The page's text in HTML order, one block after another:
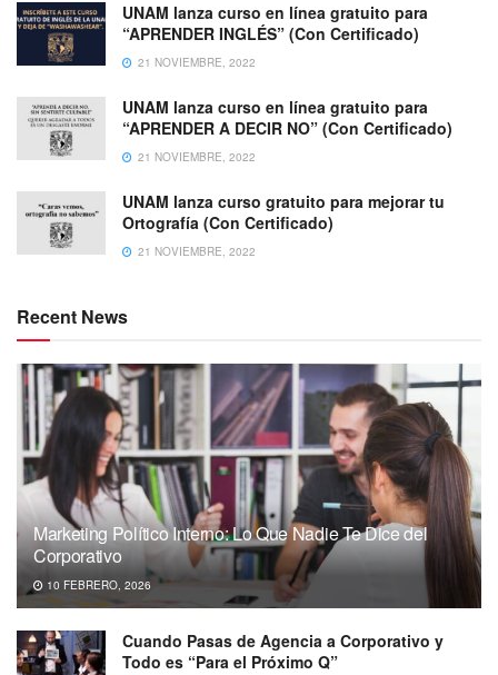
UNAM lanza curso en línea gratuito para
“APRENDER INGLÉS” (Con Certificado)
21 NOVIEMBRE, 2022
UNAM lanza curso en línea gratuito para
“APRENDER A DECIR NO” (Con Certificado)
21 NOVIEMBRE, 2022
UNAM lanza curso gratuito para mejorar tu
Ortografía (Con Certificado)
21 NOVIEMBRE, 2022
Recent News
Marketing Político Interno: Lo Que Nadie Te Dice del
Corporativo
10 FEBRERO, 2026
Cuando Pasas de Agencia a Corporativo y
Todo es “Para el Próximo Q”